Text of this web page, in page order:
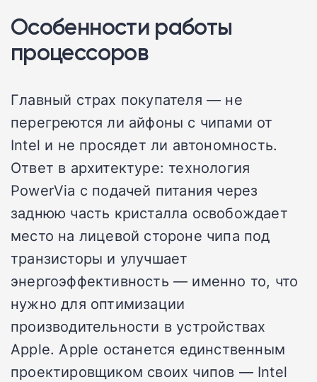
Особенности работы
процессоров
Главный страх покупателя — не
перегреются ли айфоны с чипами от
Intel и не просядет ли автономность.
Ответ в архитектуре: технология
PowerVia с подачей питания через
заднюю часть кристалла освобождает
место на лицевой стороне чипа под
транзисторы и улучшает
энергоэффективность — именно то, что
нужно для оптимизации
производительности в устройствах
Apple. Apple останется единственным
проектировщиком своих чипов — Intel